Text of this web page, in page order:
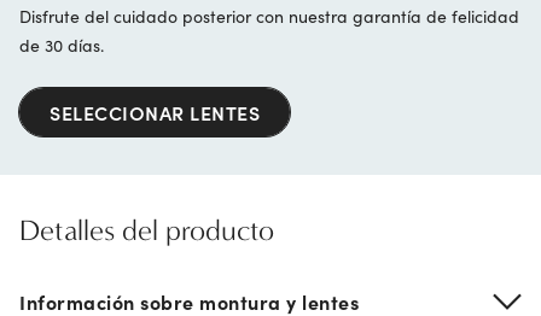
Disfrute del cuidado posterior con nuestra garantía de felicidad
de 30 días.
SELECCIONAR LENTES
Detalles del producto
Información sobre montura y lentes